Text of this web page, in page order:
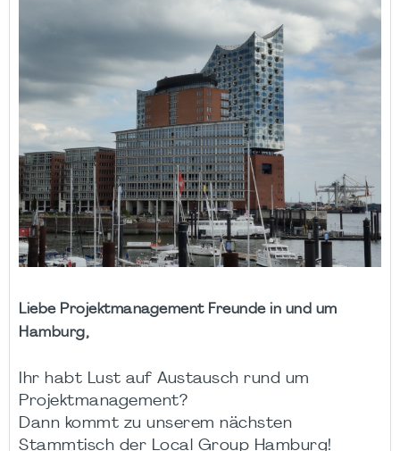
Liebe Projektmanagement Freunde in und um
Hamburg,
Ihr habt Lust auf Austausch rund um
Projektmanagement?
Dann kommt zu unserem nächsten
Stammtisch der Local Group Hamburg!